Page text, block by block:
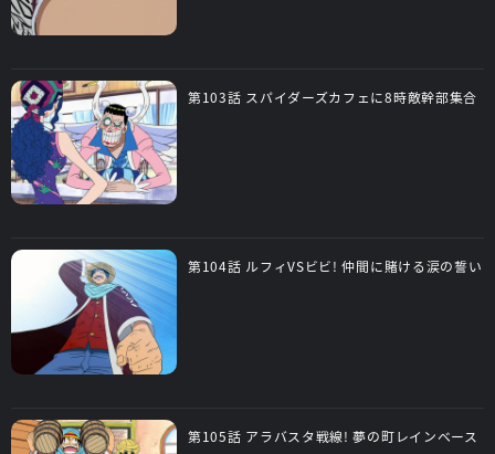
第103話 スパイダーズカフェに8時敵幹部集合
第104話 ルフィVSビビ! 仲間に賭ける涙の誓い
第105話 アラバスタ戦線! 夢の町レインベース